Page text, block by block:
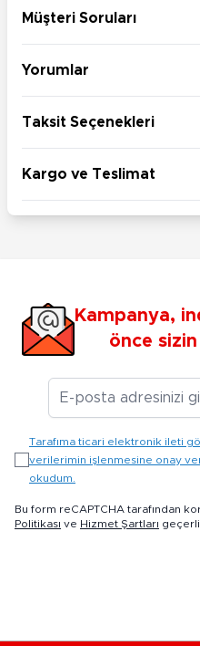
Müşteri Soruları
Yorumlar
Taksit Seçenekleri
Kargo ve Teslimat
Kampanya,
önce
Tarafıma ticari elektronik ileti
verilerimin işlenmesine onay
okudum.
Bu form reCAPTCHA tarafından
Politikası ve Hizmet Şartları